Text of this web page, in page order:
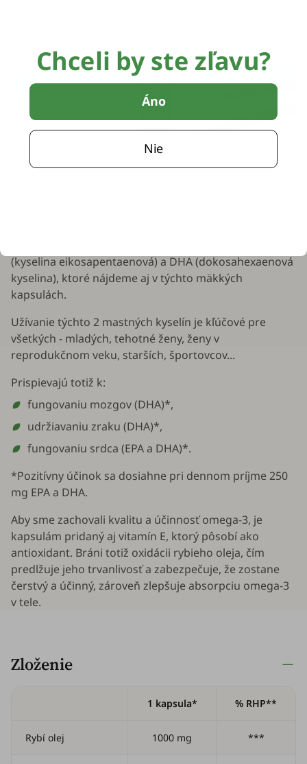
(kyselina eikosapentaenová) a DHA (dokosahexaenová
kyselina), ktoré nájdeme aj v týchto mäkkých
kapsulách.
Užívanie týchto 2 mastných kyselín je kľúčové pre
všetkých - mladých, tehotné ženy, ženy v
reprodukčnom veku, starších, športovcov...
Prispievajú totiž k:
fungovaniu mozgov (DHA)*,
udržiavaniu zraku (DHA)*,
fungovaniu srdca (EPA a DHA)*.
*Pozitívny účinok sa dosiahne pri dennom príjme 250
mg EPA a DHA.
Aby sme zachovali kvalitu a účinnosť omega-3, je
kapsulám pridaný aj vitamín E, ktorý pôsobí ako
antioxidant. Bráni totiž oxidácii rybieho oleja, čím
predlžuje jeho trvanlivosť a zabezpečuje, že zostane
čerstvý a účinný, zároveň zlepšuje absorpciu omega-3
v tele.
Zloženie
1 kapsula* % RHP**
Rybí olej 1000 mg ***
Chceli by ste zľavu?
Áno
Nie